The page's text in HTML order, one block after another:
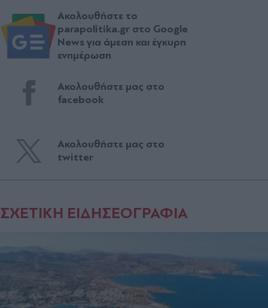
Ακολουθήστε το
parapolitika.gr στο Google
News για άμεση και έγκυρη
ενημέρωση
Ακολουθήστε μας στο
facebook
Ακολουθήστε μας στο
twitter
ΣΧΕΤΙΚΗ ΕΙΔΗΣΕΟΓΡΑΦΙΑ